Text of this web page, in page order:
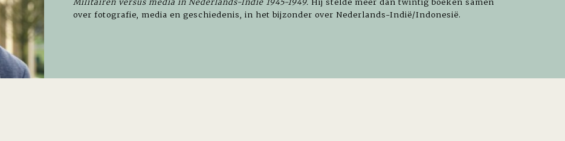
over fotografie, media en geschiedenis, in het bijzonder over Nederlands-Indië/Indonesië.